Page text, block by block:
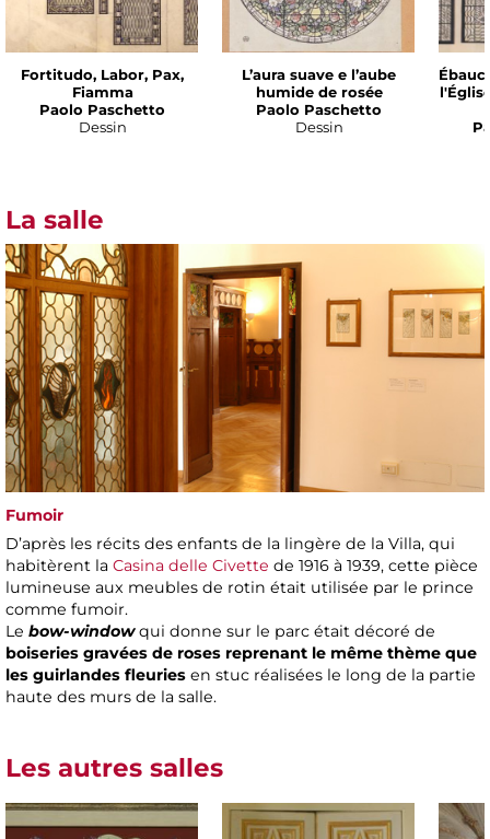
Fortitudo, Labor, Pax,
Fiamma
Paolo Paschetto
Dessin
L’aura suave e l’aube
humide de rosée
Paolo Paschetto
Dessin
La salle
Fumoir
D’après les récits des enfants de la lingère de la Villa, qui
habitèrent la Casina delle Civette de 1916 à 1939, cette pièce
lumineuse aux meubles de rotin était utilisée par le prince
comme fumoir.
Le bow-windowqui donne sur le parc était décoré de
boiseries gravées de roses reprenant le même thème que
les guirlandes fleuries en stuc réalisées le long de la partie
haute des murs de la salle.
Les autres salles